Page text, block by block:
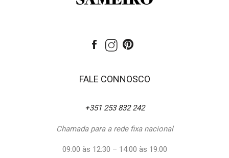
FALE CONNOSCO
+351 253 832 242
Chamada para a rede fixa nacional
09:00 às 12:30 – 14:00 às 19:00